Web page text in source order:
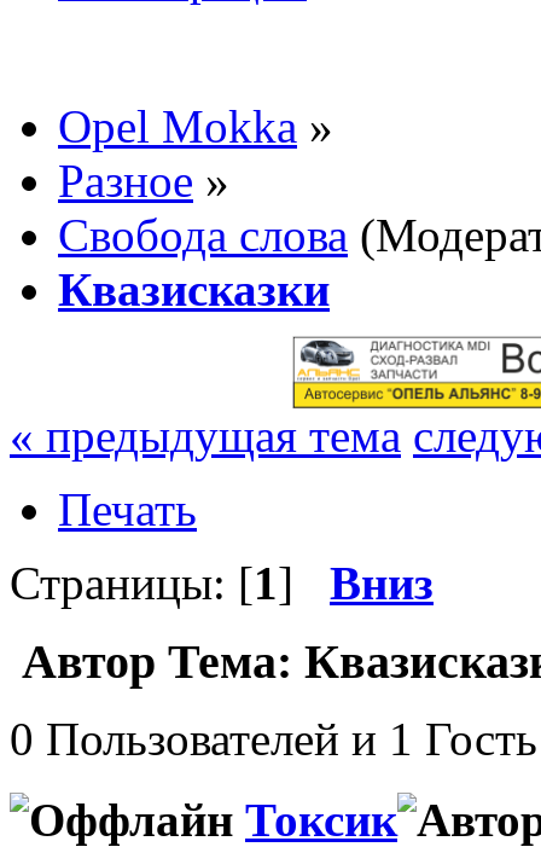
Opel Mokka »
Разное »
Свобода слова
Квазисказки
« предыдущая тема
Печать
Страницы: [1] Вниз
Автор Тема:
0 Пользователей и 1
Токсик